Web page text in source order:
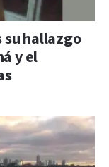
su hallazgo
y el